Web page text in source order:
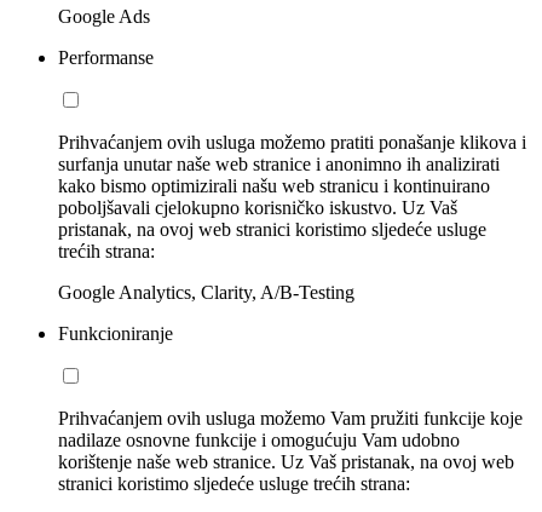
Google Ads
Performanse
Prihvaćanjem ovih usluga možemo pratiti ponašanje klikova i
surfanja unutar naše web stranice i anonimno ih analizirati
kako bismo optimizirali našu web stranicu i kontinuirano
poboljšavali cjelokupno korisničko iskustvo. Uz Vaš
pristanak, na ovoj web stranici koristimo sljedeće usluge
trećih strana:
Google Analytics, Clarity, A/B-Testing
Funkcioniranje
Prihvaćanjem ovih usluga možemo Vam pružiti funkcije koje
nadilaze osnovne funkcije i omogućuju Vam udobno
korištenje naše web stranice. Uz Vaš pristanak, na ovoj web
stranici koristimo sljedeće usluge trećih strana: